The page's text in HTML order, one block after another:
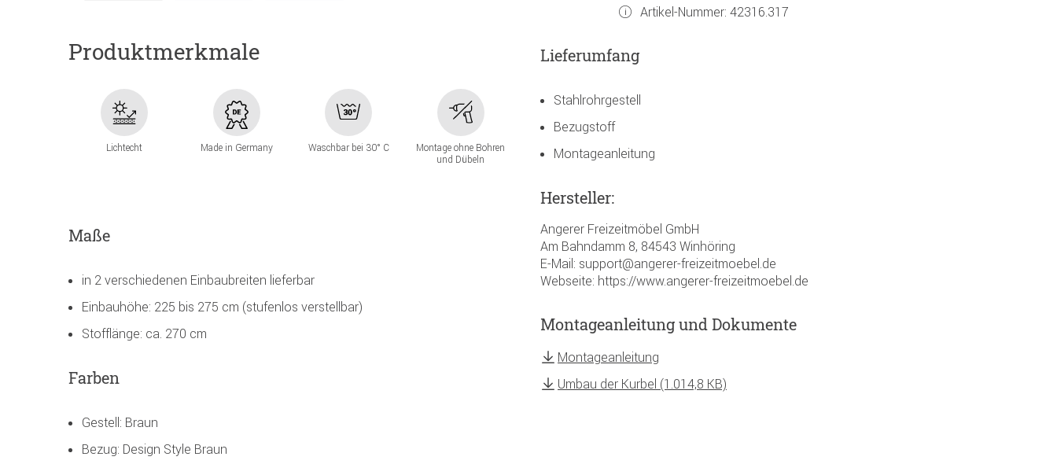
Artikel-Nummer: 42316.317
Produktmerkmale
Lichtecht Made in Germany Waschbar bei 30° C
Montage ohne Bohren
und Dübeln
Maße
in 2 verschiedenen Einbaubreiten lieferbar
Einbauhöhe: 225 bis 275 cm (stufenlos verstellbar)
Stofflänge: ca. 270 cm
Farben
Gestell: Braun
Bezug: Design Style Braun
Lieferumfang
Stahlrohrgestell
Bezugstoff
Montageanleitung
Hersteller:
Angerer Freizeitmöbel GmbH
Am Bahndamm 8, 84543 Winhöring
E-Mail: support@angerer-freizeitmoebel.de
Webseite: https://www.angerer-freizeitmoebel.de
Montageanleitung und Dokumente
Montageanleitung
Umbau der Kurbel (1.014,8 KB)